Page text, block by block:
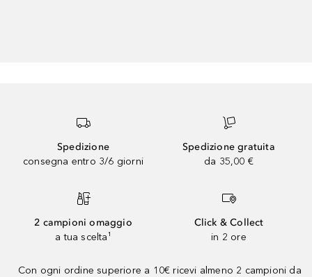
Spedizione
consegna entro 3/6 giorni
Spedizione gratuita
da 35,00 €
2 campioni omaggio
a tua scelta¹
Click & Collect
in 2 ore
Con ogni ordine superiore a 10€ ricevi almeno 2 campioni da